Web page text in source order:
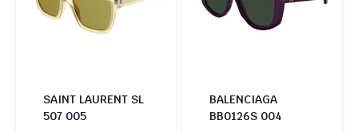
SAINT LAURENT SL
507 005
BALENCIAGA
BB0126S 004